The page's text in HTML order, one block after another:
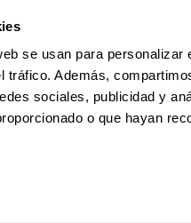
se usan para
tráfico. Además,
sociales, publicidad y
o que hayan
científico-tecnológicos
de Servicios
Página
1 2